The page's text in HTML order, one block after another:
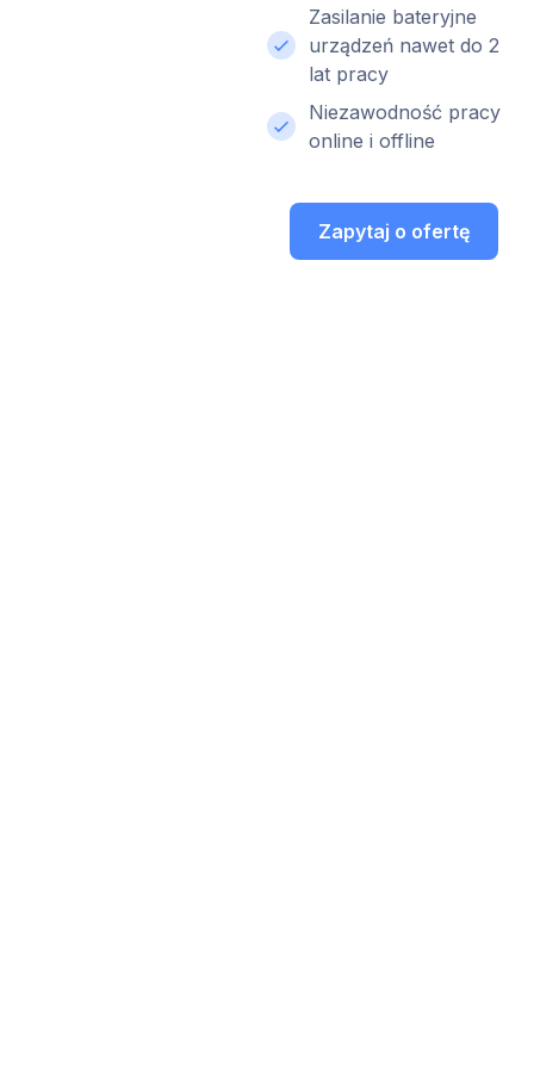
Zasilanie bateryjne
urządzeń nawet do 2
lat pracy
Niezawodność pracy
online i offline
Zapytaj o ofertę